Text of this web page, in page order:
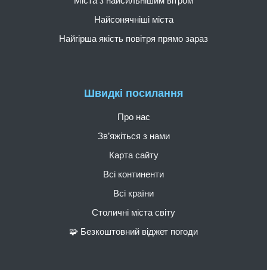
Швидкі посилання
Про нас
Зв’яжіться з нами
Карта сайту
Всі континенти
Всі країни
Столичні міста світу
🧩 Безкоштовний віджет погоди
Найсонячніші міста
Найгірша якість повітря прямо зараз